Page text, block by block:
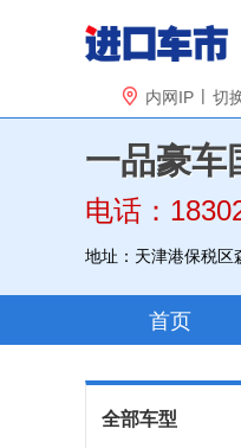
 内网IP | 切
一品豪车
电话：
地址：天津港保税区
首页
全部车型